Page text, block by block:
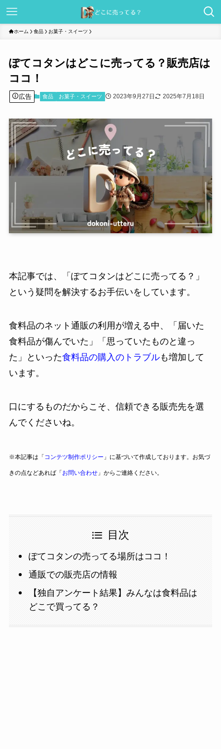
ホーム 食品 お菓子・スイーツ
ぽてコタンはどこに売ってる？販売店は
ココ！
広告 食品 お菓子・スイーツ 2023年9月27日 2025年7月18日
本記事では、「ぽてコタンはどこに売ってる？」
という疑問を解決するお手伝いをしています。
食料品のネット通販の利用が増える中、「届いた
食料品が傷んでいた」「思っていたものと違っ
た」といった食料品の購入のトラブルも増加して
います。
口にするものだからこそ、信頼できる販売先を選
んでくださいね。
※本記事は「 コンテツ制作ポリシー 」に基づいて作成しております。お気づ
きの点などあれば「お問い合わせ」からご連絡ください。
目次
ぽてコタンの売ってる場所はココ！
通販での販売店の情報
【独自アンケート結果】みんなは食料品は
どこで買ってる？